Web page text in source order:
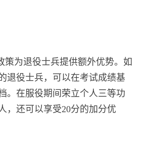
为退役士兵提供额外优势。如
退役士兵，可以在考试成绩基
。在服役期间荣立个人三等功
，还可以享受20分的加分优